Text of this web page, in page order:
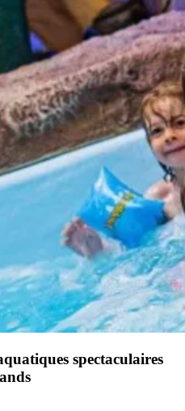
spectaculaires